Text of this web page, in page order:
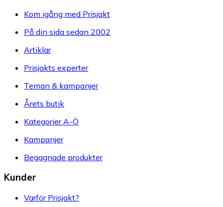
Kom igång med Prisjakt
På din sida sedan 2002
Artiklar
Prisjakts experter
Teman & kampanjer
Årets butik
Kategorier A-Ö
Kampanjer
Begagnade produkter
Kunder
Varför Prisjakt?